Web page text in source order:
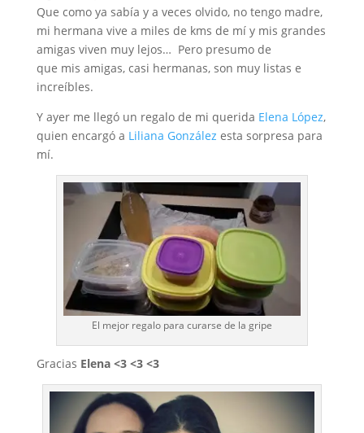
Que como ya sabía y a veces olvido, no tengo madre,
mi hermana vive a miles de kms de mí y mis grandes
amigas viven muy lejos… Pero presumo de
que mis amigas, casi hermanas, son muy listas e
increíbles.
Y ayer me llegó un regalo de mi querida Elena López,
quien encargó a Liliana González esta sorpresa para
mí.
El mejor regalo para curarse de la gripe
Gracias Elena <3 <3 <3